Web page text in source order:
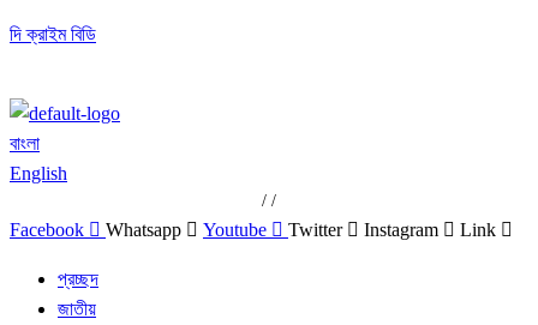
দি ক্রাইম বিডি
বাংলা
English
/ /
Facebook Whatsapp Youtube Twitter Instagram Link
প্রচ্ছদ
জাতীয়